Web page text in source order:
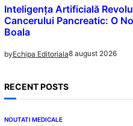
Inteligența Artificială
Cancerului Pancreatic: O
Boala
byEchipa Editoriala8 august 2026
RECENT POSTS
NOUTATI MEDICALE